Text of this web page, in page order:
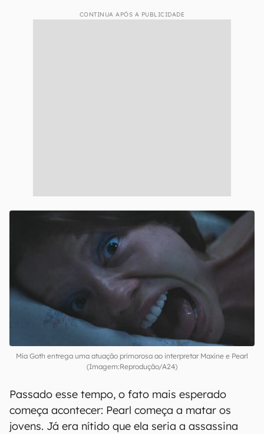
CONTINUA APÓS A PUBLICIDADE
Mia Goth entrega uma atuação primorosa ao interpretar Maxine e Pearl
(Imagem:Reprodução/A24)
Passado esse tempo, o fato mais esperado
começa acontecer: Pearl começa a matar os
jovens. Já era nítido que ela seria a assassina